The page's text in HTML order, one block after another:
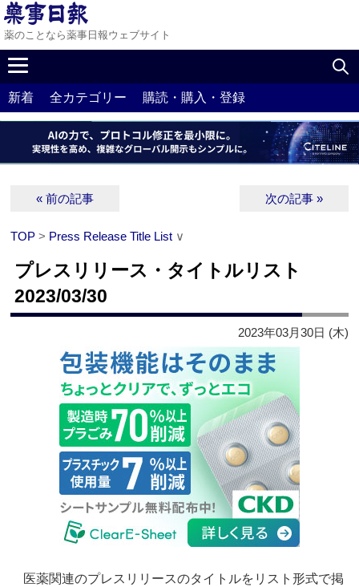
薬のことなら薬事日報ウェブサイト
新着 全カテゴリー 購読・購入・登録
« 前の記事 次の記事 »
TOP > Press Release Title List ∨
プレスリリース・タイトルリスト
2023/03/30
2023年03月30日 (木)
医薬関連のプレスリリースのタイトルをリスト形式で掲